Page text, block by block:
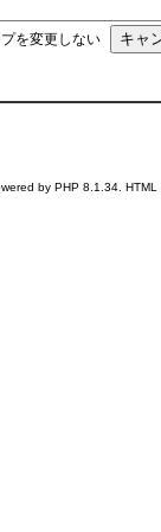
を変更しない
by PHP 8.1.34.